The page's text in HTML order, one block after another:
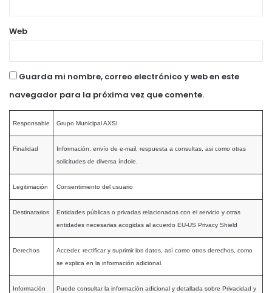
Web
Guarda mi nombre, correo electrónico y web en este
navegador para la próxima vez que comente.
Responsable Grupo Municipal AXSI
Finalidad
Información, envío de e-mail, respuesta a consultas, asi como otras
solicitudes de diversa índole.
Legitimación Consentimiento del usuario
Destinatarios
Entidades públicas o privadas relacionados con el servicio y otras
entidades necesarias acogidas al acuerdo EU-US Privacy Shield
Derechos
Acceder, rectificar y suprimir los datos, así como otros derechos, como
se explica en la información adicional.
Información
Puede consultar la información adicional y detallada sobre Privacidad y